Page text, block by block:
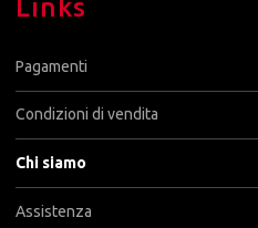
Links
Pagamenti
Condizioni di vendita
Chi siamo
Assistenza